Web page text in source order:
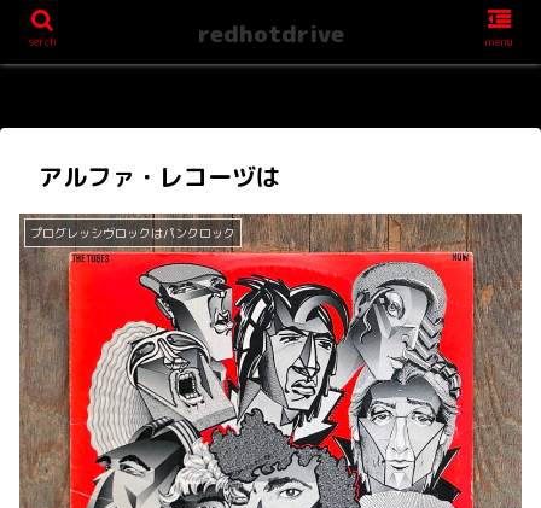
アルファ・レコーヅは
プログレッシヴロックはパンクロック
serch redhotdrive menu